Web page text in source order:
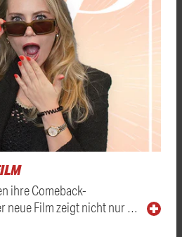
ihre Comeback-
neue Film zeigt nicht nur …